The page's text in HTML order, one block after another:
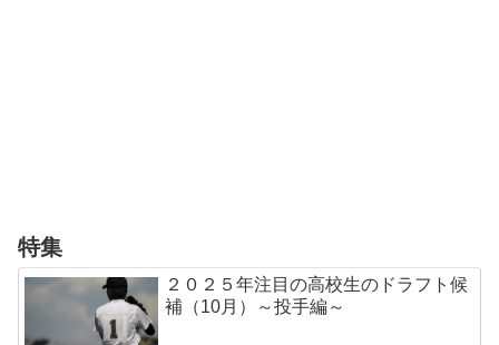
特集
２０２５年注目の高校生のドラフト候
補（10月）～投手編～